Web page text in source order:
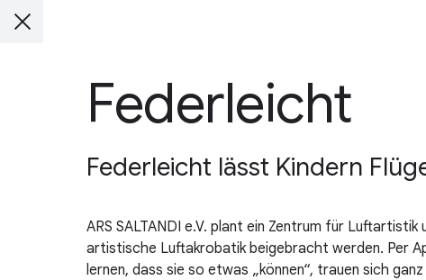
Federleicht
Federleicht lässt Kindern
ARS SALTANDI e.V. plant ein Zentrum für
artistische Luftakrobatik beigebracht werden. Per
lernen, dass sie so etwas „können“, trauen sich